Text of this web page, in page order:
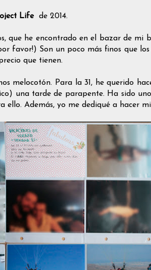
Life de 2014.
que he encontrado en el bazar de mi
favor!) Son un poco más finos que
que tienen.
melocotón. Para la 31, he querido
una tarde de parapente. Ha sido
ello. Además, yo me dediqué a hacer